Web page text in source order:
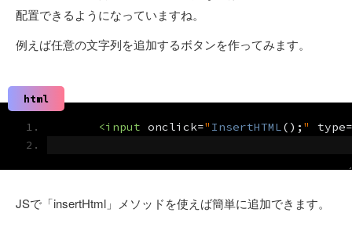
配置できるようになっていますね。
例えば任意の文字列を追加するボタンを作ってみます。
html
<input onclick=" InsertHTML (); " type=
JSで「insertHtml」メソッドを使えば簡単に追加できます。